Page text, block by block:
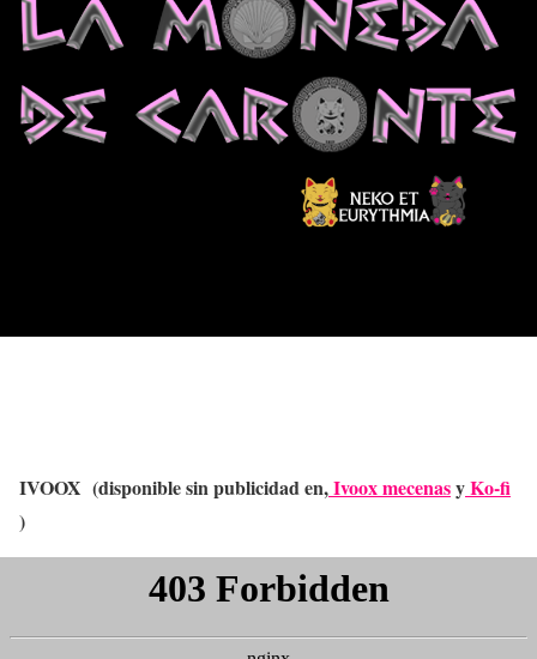
IVOOX (disponible sin publicidad en,Ivoox mecenasyKo-fi
)